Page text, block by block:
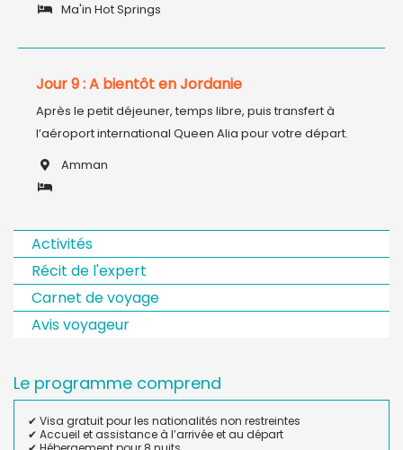
Ma'in Hot Springs
Jour 9 : A bientôt en Jordanie
Après le petit déjeuner, temps libre, puis transfert à
l’aéroport international Queen Alia pour votre départ.
Amman
Activités
Récit de l'expert
Carnet de voyage
Avis voyageur
Le programme comprend
✔ Visa gratuit pour les nationalités non restreintes
✔ Accueil et assistance à l’arrivée et au départ